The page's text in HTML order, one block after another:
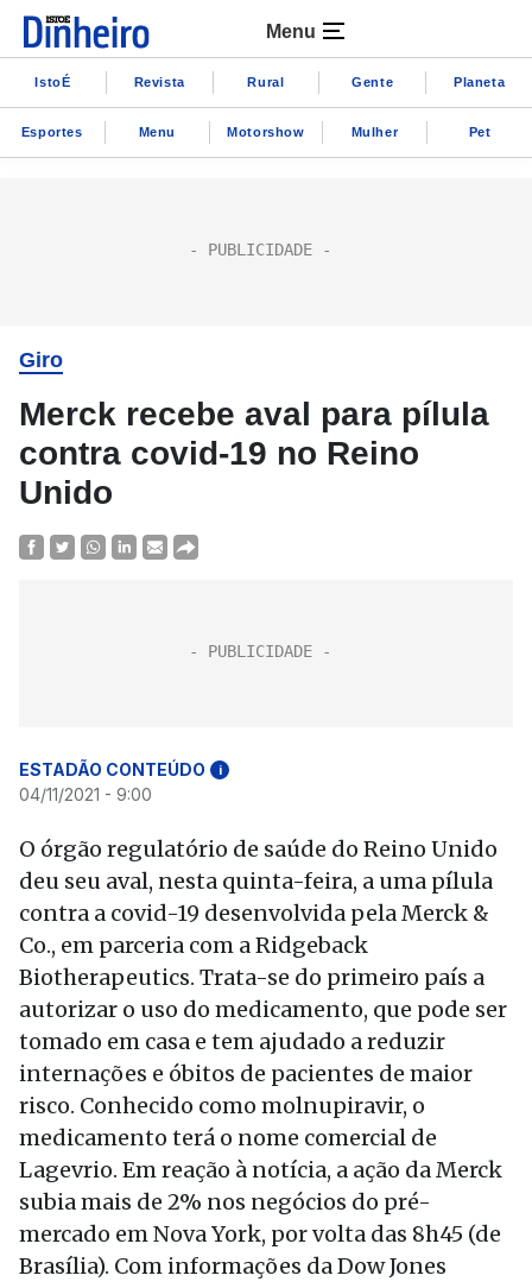
Menu
IstoÉ Revista Rural Gente Planeta
Esportes Menu Motorshow Mulher Pet
Giro
Merck recebe aval para pílula
contra covid-19 no Reino
Unido
ESTADÃO CONTEÚDO i
04/11/2021 - 9:00
O órgão regulatório de saúde do Reino Unido
deu seu aval, nesta quinta-feira, a uma pílula
contra a covid-19 desenvolvida pela Merck &
Co., em parceria com a Ridgeback
Biotherapeutics. Trata-se do primeiro país a
autorizar o uso do medicamento, que pode ser
tomado em casa e tem ajudado a reduzir
internações e óbitos de pacientes de maior
risco. Conhecido como molnupiravir, o
medicamento terá o nome comercial de
Lagevrio. Em reação à notícia, a ação da Merck
subia mais de 2% nos negócios do pré-
mercado em Nova York, por volta das 8h45 (de
Brasília). Com informações da Dow Jones